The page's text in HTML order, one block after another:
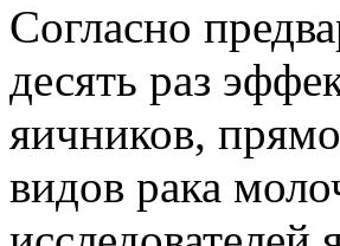
Согласно
десять раз
яичников,
видов рака